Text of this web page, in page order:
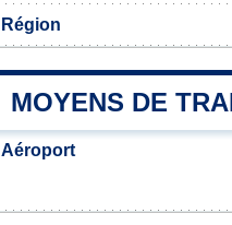
Région
MOYENS DE
Aéroport